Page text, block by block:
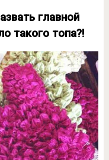
главной
такого топа?!